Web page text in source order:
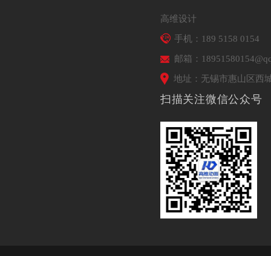
高维设计
手机：189 5158 0154
邮箱：
地址：无锡市惠山区西
扫描关注微信公众号